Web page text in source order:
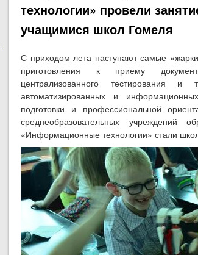
технологии» провели
учащимися школ Гомеля
С приходом лета наступают самые
приготовления к приему
централизованного тестирования
автоматизированных и
подготовки и профессиональной
среднеобразовательных учреждений
«Информационные технологии» стали